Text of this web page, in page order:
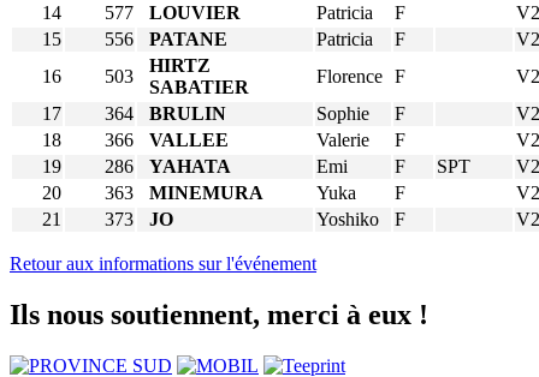
14
577 LOUVIER Patricia F
15
556 PATANE Patricia F
16
503
HIRTZ
SABATIER
Florence F
17
364 BRULIN Sophie F
18
366 VALLEE Valerie F
19
286 YAHATA Emi F SPT
20
363 MINEMURA Yuka F
21
373 JO Yoshiko F
Retour aux informations sur l'événement
Ils nous soutiennent, merci à eux !